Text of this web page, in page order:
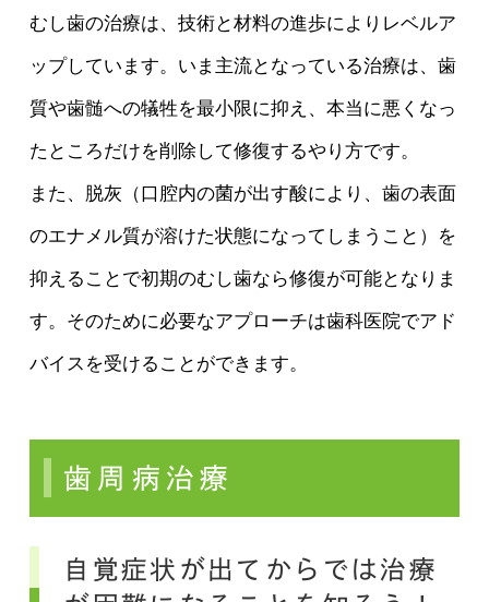
むし歯の治療は、技術と材料の進歩によりレベルア
ップしています。いま主流となっている治療は、歯
質や歯髄への犠牲を最小限に抑え、本当に悪くなっ
たところだけを削除して修復するやり方です。
また、脱灰（口腔内の菌が出す酸により、歯の表面
のエナメル質が溶けた状態になってしまうこと）を
抑えることで初期のむし歯なら修復が可能となりま
す。そのために必要なアプローチは歯科医院でアド
バイスを受けることができます。
歯周病治療
自覚症状が出てからでは治療